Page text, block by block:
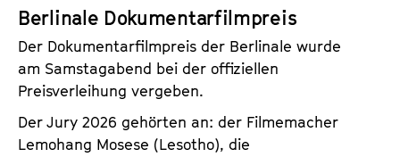
Berlinale Dokumentarfilmpreis
Der Dokumentarfilmpreis der Berlinale wurde
am Samstagabend bei der offiziellen
Preisverleihung vergeben.
Der Jury 2026 gehörten an: der Filmemacher
Lemohang Mosese (Lesotho), die